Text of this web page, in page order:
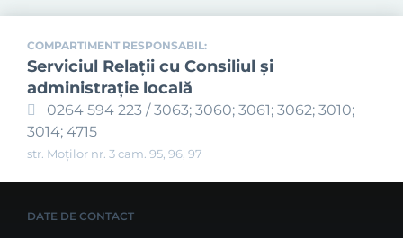
COMPARTIMENT RESPONSABIL:
Serviciul Relaţii cu Consiliul şi
administraţie locală
0264 594 223 / 3063; 3060; 3061; 3062; 3010;
3014; 4715
str. Moților nr. 3 cam. 95, 96, 97
DATE DE CONTACT